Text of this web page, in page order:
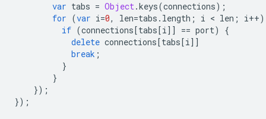
var tabs = Object.keys(connections);
for (var i=0, len=tabs . length ; i < len ; i++)
if (connections [tabs [i]] == port)
{
delete connections [tabs [i]]
break ;
}
}
});
});